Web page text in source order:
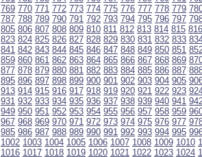
769 770 771 772 773 774 775 776 777 778 779
787 788 789 790 791 792 793 794 795 796 797
805 806 807 808 809 810 811 812 813 814 815 816
823 824 825 826 827 828 829 830 831 832 833
841 842 843 844 845 846 847 848 849 850 851
859 860 861 862 863 864 865 866 867 868 869
877 878 879 880 881 882 883 884 885 886 887
895 896 897 898 899 900 901 902 903 904 905
913 914 915 916 917 918 919 920 921 922 923
931 932 933 934 935 936 937 938 939 940 941
949 950 951 952 953 954 955 956 957 958 959
967 968 969 970 971 972 973 974 975 976 977
985 986 987 988 989 990 991 992 993 994 995
1002 1003 1004 1005 1006 1007 1008 1009 1010
1016 1017 1018 1019 1020 1021 1022 1023 1024